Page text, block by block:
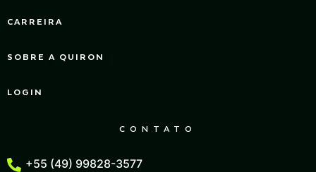
CARREIRA
SOBRE A QUIRON
LOGIN
CONTATO
+55 (49) 99828-3577